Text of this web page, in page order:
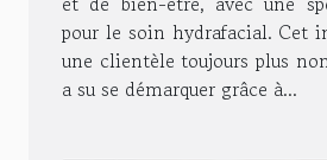
pour le soin hydrafacial. Cet
une clientèle toujours plus
a su se démarquer grâce à...